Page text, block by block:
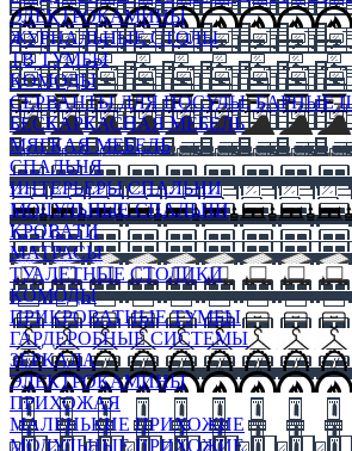
ЭЛЕКТРОКАМИНЫ
ЖУРНАЛЬНЫЕ СТОЛЫ
ТВ ТУМБЫ
КОМОДЫ
СЕРВАНТЫ ДЛЯ ПОСУДЫ, БАРНЫЕ
БЕСКАРКАСНАЯ МЕБЕЛЬ
МЯГКАЯ МЕБЕЛЬ
СПАЛЬНЯ
ИНТЕРЬЕРЫ СПАЛЬНИ
МОДУЛЬНЫЕ СПАЛЬНИ
КРОВАТИ
МАТРАСЫ
ТУАЛЕТНЫЕ СТОЛИКИ
КОМОДЫ
ПРИКРОВАТНЫЕ ТУМБЫ
ГАРДЕРОБНЫЕ СИСТЕМЫ
ЗЕРКАЛА
ЭЛЕКТРОКАМИНЫ
ПРИХОЖАЯ
МАЛЕНЬКИЕ ПРИХОЖИЕ
МОДУЛЬНЫЕ ПРИХОЖИЕ